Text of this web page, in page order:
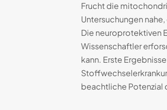
Frucht die
Untersuchungen
Die neuroprotektiven
Wissenschaftler
kann. Erste
beachtliche Potenzial